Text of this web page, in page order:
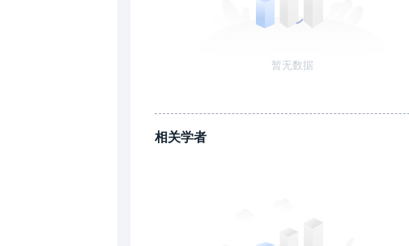
暂无数据
相关学者